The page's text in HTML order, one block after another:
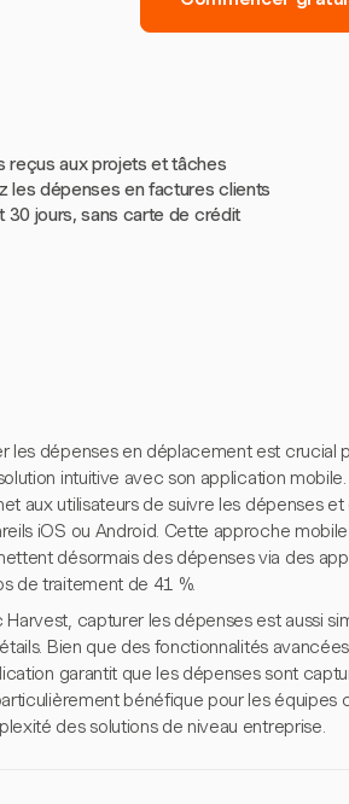
reçus aux projets et tâches
les dépenses en factures clients
30 jours, sans carte de crédit
les dépenses en déplacement est crucial
intuitive avec son application
aux utilisateurs de suivre les dépenses
iOS ou Android. Cette approche
désormais des dépenses via des
de traitement de 41 %.
Harvest, capturer les dépenses est aussi
Bien que des fonctionnalités
garantit que les dépenses sont
bénéfique pour les équipes
des solutions de niveau entreprise.